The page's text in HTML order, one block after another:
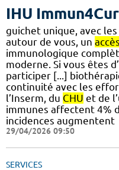
IHU
guichet unique, avec
autour de vous, un accès
immunologique
moderne. Si vous êtes
participer [...]
continuité avec les
l’Inserm, du CHU et de
immunes affectent 4%
incidences augmentent
29/04/2026 09:50
SERVICES